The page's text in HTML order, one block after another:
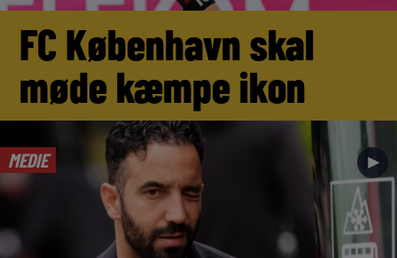
FC København skal
møde kæmpe ikon
MEDIE ►